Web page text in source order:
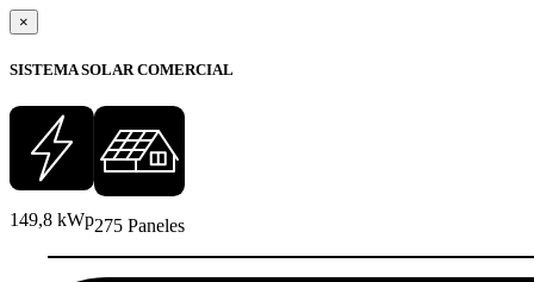
×
SISTEMA SOLAR COMERCIAL
149,8 kWp275 Paneles